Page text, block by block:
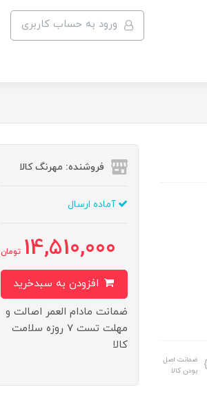
ورود به حساب کاربری
ضمانت اصل
بودن کالا
فروشنده: مهرنگ کالا
آماده ارسال
14,510,000 تومان
ضمانت مادام العمر اصالت و
مهلت تست ۷ روزه سلامت
کالا